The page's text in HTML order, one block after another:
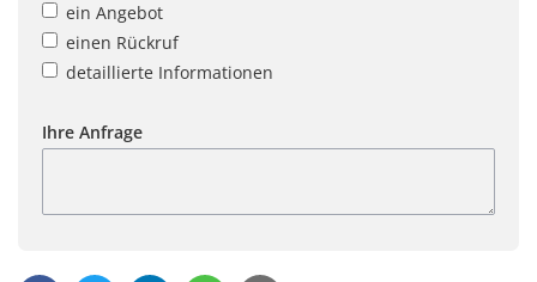
ein Angebot
einen Rückruf
detaillierte Informationen
Ihre Anfrage